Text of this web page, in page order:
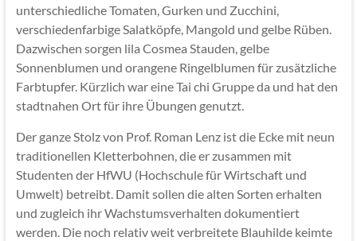
unterschiedliche Tomaten, Gurken und Zucchini,
verschiedenfarbige Salatköpfe, Mangold und gelbe Rüben.
Dazwischen sorgen lila Cosmea Stauden, gelbe
Sonnenblumen und orangene Ringelblumen für zusätzliche
Farbtupfer. Kürzlich war eine Tai chi Gruppe da und hat den
stadtnahen Ort für ihre Übungen genutzt.
Der ganze Stolz von Prof. Roman Lenz ist die Ecke mit neun
traditionellen Kletterbohnen, die er zusammen mit
Studenten der HfWU (Hochschule für Wirtschaft und
Umwelt) betreibt. Damit sollen die alten Sorten erhalten
und zugleich ihr Wachstumsverhalten dokumentiert
werden. Die noch relativ weit verbreitete Blauhilde keimte